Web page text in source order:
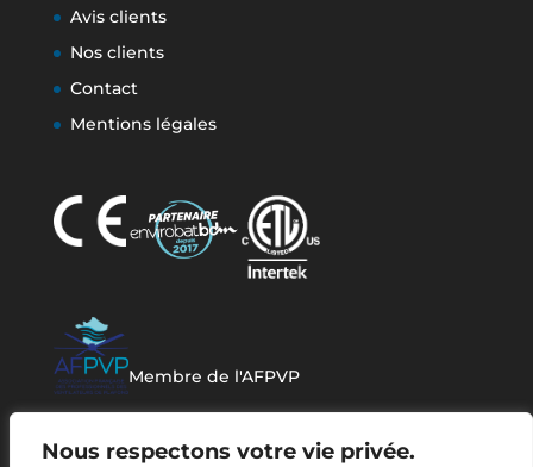
Nous respectons votre vie privée.
Avis clients
Nos clients
Contact
Mentions légales
Membre de l'AFPVP